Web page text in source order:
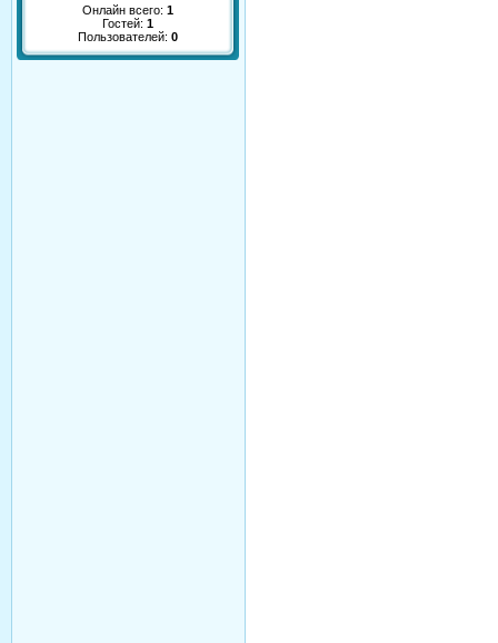
Онлайн всего: 1
Гостей: 1
Пользователей: 0